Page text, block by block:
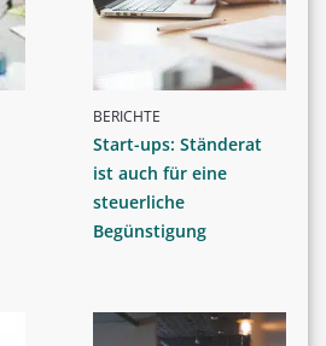
BERICHTE
Start-ups: Ständerat
ist auch für eine
steuerliche
Begünstigung